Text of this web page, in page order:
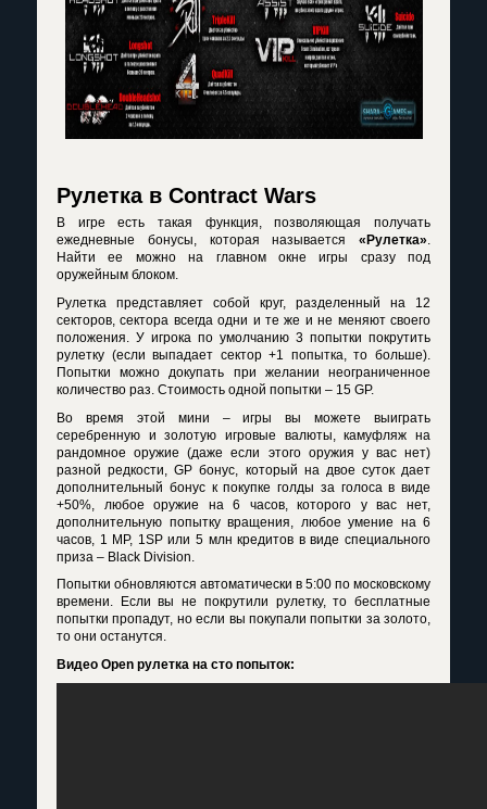
Рулетка в Contract Wars
В игре есть такая функция, позволяющая получать
ежедневные бонусы, которая называется «Рулетка».
Найти ее можно на главном окне игры сразу под
оружейным блоком.
Рулетка представляет собой круг, разделенный на 12
секторов, сектора всегда одни и те же и не меняют своего
положения. У игрока по умолчанию 3 попытки покрутить
рулетку (если выпадает сектор +1 попытка, то больше).
Попытки можно докупать при желании неограниченное
количество раз. Стоимость одной попытки – 15 GP.
Во время этой мини – игры вы можете выиграть
серебренную и золотую игровые валюты, камуфляж на
рандомное оружие (даже если этого оружия у вас нет)
разной редкости, GP бонус, который на двое суток дает
дополнительный бонус к покупке голды за голоса в виде
+50%, любое оружие на 6 часов, которого у вас нет,
дополнительную попытку вращения, любое умение на 6
часов, 1 MP, 1SP или 5 млн кредитов в виде специального
приза – Black Division.
Попытки обновляются автоматически в 5:00 по московскому
времени. Если вы не покрутили рулетку, то бесплатные
попытки пропадут, но если вы покупали попытки за золото,
то они останутся.
Видео Open рулетка на сто попыток: